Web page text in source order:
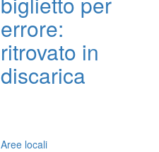
errore:
ritrovato in
discarica
Aree locali